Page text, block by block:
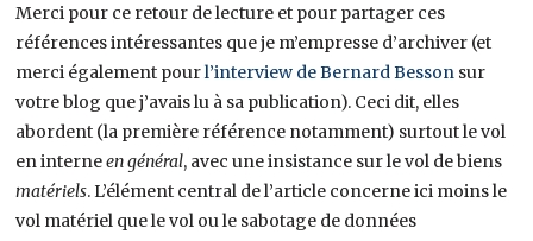
Merci pour ce retour de lecture et pour partager ces
références intéressantes que je m’empresse d’archiver (et
merci également pourl’interview de Bernard Besson sur
votre blog que j’avais lu à sa publication). Ceci dit, elles
abordent (la première référence notamment) surtout le vol
en interneen général, avec une insistance sur le vol de biens
matériels. L’élément central de l’article concerne ici moins le
vol matériel que le vol ou le sabotage de données